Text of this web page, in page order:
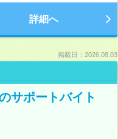
詳細へ
掲載日：2026.08.03
サポートバイト